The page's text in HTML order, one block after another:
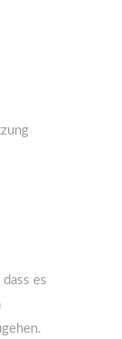
es